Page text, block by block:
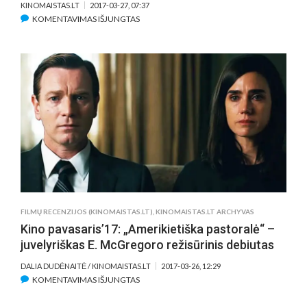
KINOMAISTAS.LT 2017-03-27, 07:37
KOMENTAVIMAS IŠJUNGTASĮRAŠE
IR
„M“
FILMŲ RECENZIJOS (KINOMAISTAS.LT) KINOMAISTAS.LT ARCHYVAS
Kino pavasaris’17: „Amerikietiška pastoralė“ –
juvelyriškas E. McGregoro režisūrinis debiutas
DALIA DUDĖNAITĖ / KINOMAISTAS.LT 2017-03-26, 12:29
KOMENTAVIMAS IŠJUNGTASĮRAŠE